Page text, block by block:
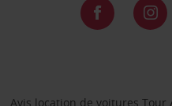
Avis location de voitures Tour